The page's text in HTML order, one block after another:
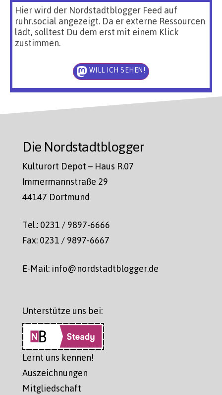
Hier wird der Nordstadtblogger Feed auf
ruhr.social angezeigt. Da er externe Ressourcen
lädt, solltest Du dem erst mit einem Klick
zustimmen.
WILL ICH SEHEN!
Die Nordstadtblogger
Kulturort Depot – Haus R.07
Immermannstraße 29
44147 Dortmund
Tel.: 0231 / 9897-6666
Fax: 0231 / 9897-6667
E-Mail: info@nordstadtblogger.de
Unterstütze uns bei:
Lernt uns kennen!
Auszeichnungen
Mitgliedschaft